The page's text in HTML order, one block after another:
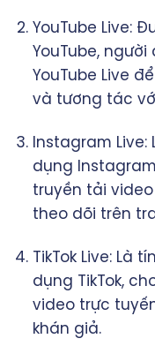
YouTube Live:
YouTube,
YouTube Live
và tương tác
Instagram
dụng
truyền tải
theo dõi trên
TikTok Live: Là
dụng TikTok,
video trực
khán giả.